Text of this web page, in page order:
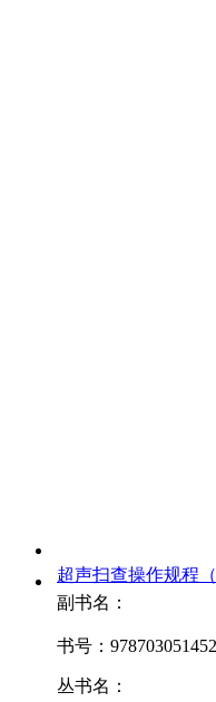
超声扫查操作规程
副书名：
书号：
丛书名：